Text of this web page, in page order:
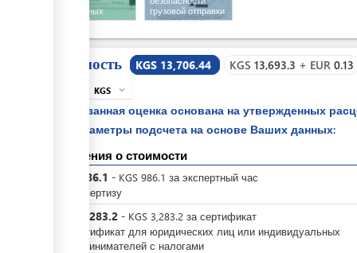
таможенных
платежей
грузовой отправки
Стоимость KGS 13,706.44 KGS 13,693.3 + EUR 0.13
KGS expand_more
Указанная оценка основана на утвержденных
параметры подсчета на основе Ваших данных:
Сведения о стоимости
986.1 - KGS 986.1 за экспертный час
за экспертизу
3,283.2 - KGS 3,283.2 за сертификат
за сертификат для юридических лиц или индивидуальных
предпринимателей с налогами